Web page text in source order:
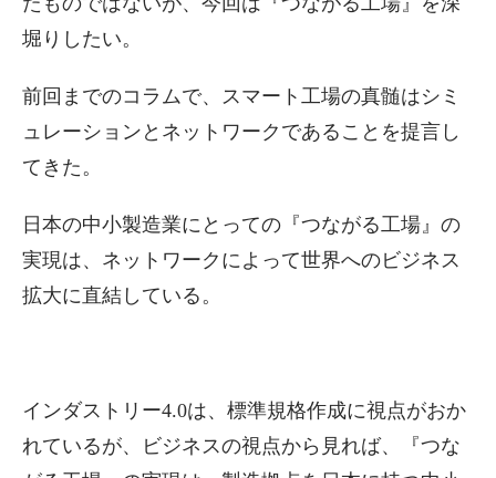
堀りしたい。
前回までのコラムで、スマート工場の真髄はシミ
ュレーションとネットワークであることを提言し
てきた。
日本の中小製造業にとっての『つながる工場』の
実現は、ネットワークによって世界へのビジネス
拡大に直結している。
インダストリー4.0は、標準規格作成に視点がおか
れているが、ビジネスの視点から見れば、『つな